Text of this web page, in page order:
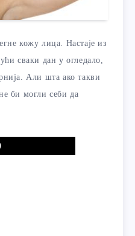
кожу лица. Настаје из
сваки дан у огледало,
Али шта ако такви
би могли себи да
Play